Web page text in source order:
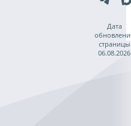
Дата
страницы
06.08.2026